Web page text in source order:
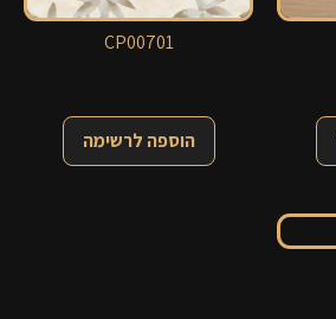
CP00701
הוספה לרשימה